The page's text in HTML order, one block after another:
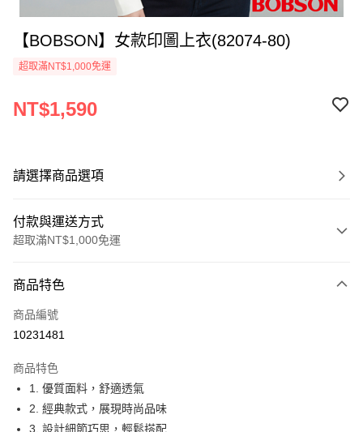
【BOBSON】女款印圖上衣(82074-80)
超取滿NT$1,000免運
NT$1,590
請選擇商品選項
付款與運送方式
超取滿NT$1,000免運
信用卡一次付款
Apple Pay
運送方式
付款後全家取貨
商品特色
商品編號
10231481
商品特色
1. 優質面料，舒適透氣
2. 經典款式，展現時尚品味
3. 設計細節巧思，輕鬆搭配